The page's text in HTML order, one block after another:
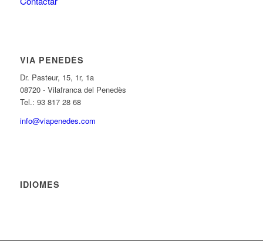
VIA PENEDÈS
Dr. Pasteur, 15, 1r, 1a
08720 - Vilafranca del Penedès
Tel.: 93 817 28 68
info@viapenedes.com
IDIOMES